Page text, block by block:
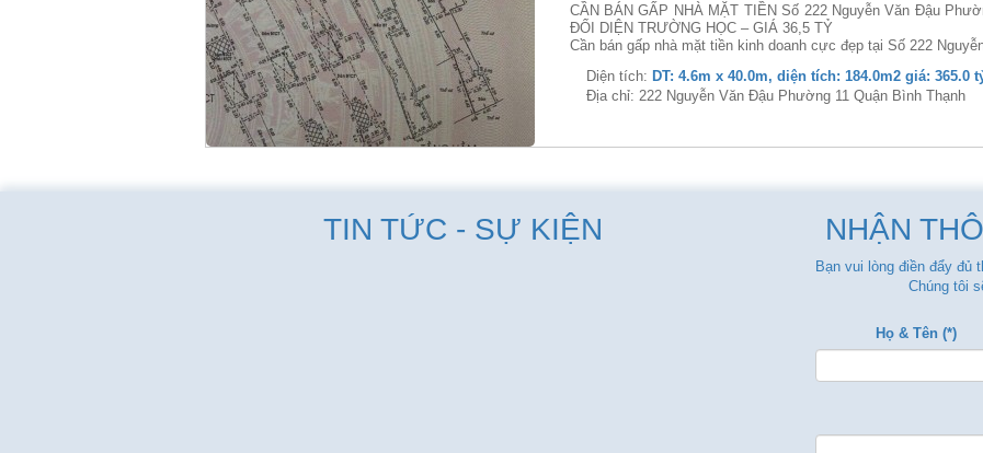
CẦN BÁN GẤP NHÀ MẶT TIỀN Số 222 Nguyễn Văn Đậu
ĐỐI DIỆN TRƯỜNG HỌC – GIÁ 36,5 TỶ
Cần bán gấp nhà mặt tiền kinh doanh cực đẹp tại Số 222
Diện tích: DT: 4.6m x 40.0m, diện tích: 184.0m2 giá: 365.0
Địa chỉ: 222 Nguyễn Văn Đậu Phường 11 Quận Bình Thạnh
TIN TỨC - SỰ KIỆN NHẬN
Bạn vui lòng điền đẩy đủ
Chúng tôi
Họ & Tên (*)